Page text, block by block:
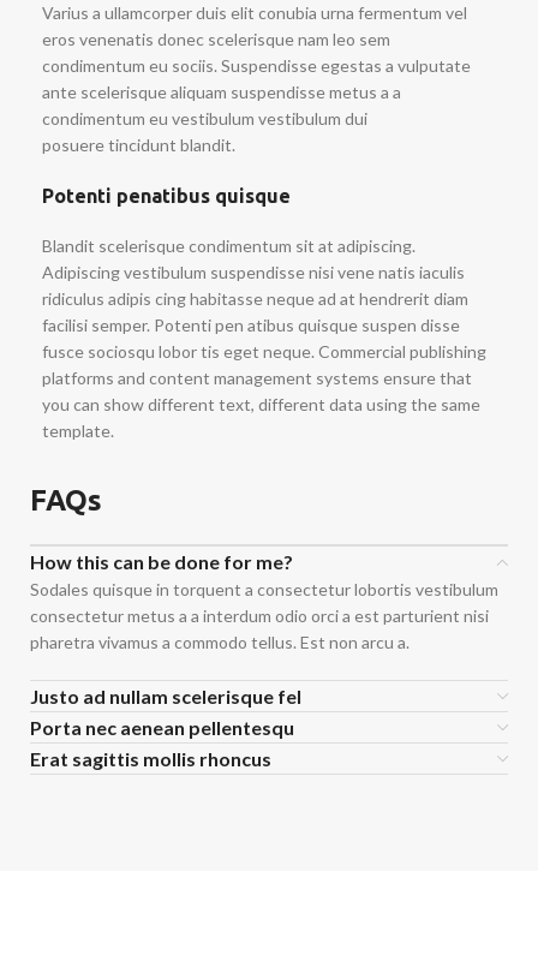
Varius a ullamcorper duis elit conubia urna fermentum vel
eros venenatis donec scelerisque nam leo sem
condimentum eu sociis. Suspendisse egestas a vulputate
ante scelerisque aliquam suspendisse metus a a
condimentum eu vestibulum vestibulum dui
posuere tincidunt blandit.
Potenti penatibus quisque
Blandit scelerisque condimentum sit at adipiscing.
Adipiscing vestibulum suspendisse nisi vene natis iaculis
ridiculus adipis cing habitasse neque ad at hendrerit diam
facilisi semper. Potenti pen atibus quisque suspen disse
fusce sociosqu lobor tis eget neque. Commercial publishing
platforms and content management systems ensure that
you can show different text, different data using the same
template.
FAQs
How this can be done for me?
Sodales quisque in torquent a consectetur lobortis vestibulum
consectetur metus a a interdum odio orci a est parturient nisi
pharetra vivamus a commodo tellus. Est non arcu a.
Justo ad nullam scelerisque fel
Porta nec aenean pellentesqu
Erat sagittis mollis rhoncus